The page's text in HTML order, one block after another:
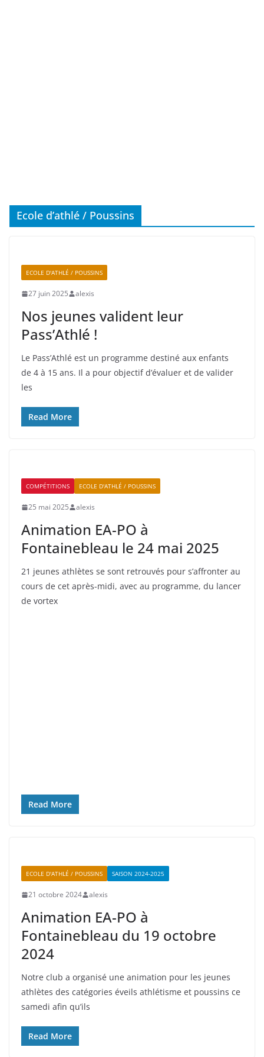
Ecole d’athlé / Poussins
ECOLE D'ATHLÉ / POUSSINS
27 juin 2025 alexis
Nos jeunes valident leur
Pass’Athlé !
Le Pass’Athlé est un programme destiné aux enfants
de 4 à 15 ans. Il a pour objectif d’évaluer et de valider
les
Read More
COMPÉTITIONS ECOLE D'ATHLÉ / POUSSINS
25 mai 2025 alexis
Animation EA-PO à
Fontainebleau le 24 mai 2025
21 jeunes athlètes se sont retrouvés pour s’affronter au
cours de cet après-midi, avec au programme, du lancer
de vortex
Read More
ECOLE D'ATHLÉ / POUSSINS SAISON 2024-2025
21 octobre 2024 alexis
Animation EA-PO à
Fontainebleau du 19 octobre
2024
Notre club a organisé une animation pour les jeunes
athlètes des catégories éveils athlétisme et poussins ce
samedi afin qu’ils
Read More